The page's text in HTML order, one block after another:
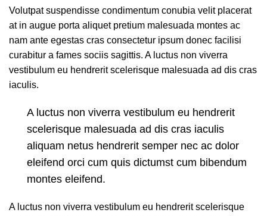
Volutpat suspendisse condimentum conubia velit placerat
at in augue porta aliquet pretium malesuada montes ac
nam ante egestas cras consectetur ipsum donec facilisi
curabitur a fames sociis sagittis. A luctus non viverra
vestibulum eu hendrerit scelerisque malesuada ad dis cras
iaculis.
A luctus non viverra vestibulum eu hendrerit
scelerisque malesuada ad dis cras iaculis
aliquam netus hendrerit semper nec ac dolor
eleifend orci cum quis dictumst cum bibendum
montes eleifend.
A luctus non viverra vestibulum eu hendrerit scelerisque